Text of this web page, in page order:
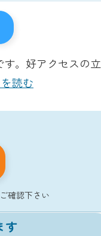
。好アクセスの立
読む
確認下さい
す